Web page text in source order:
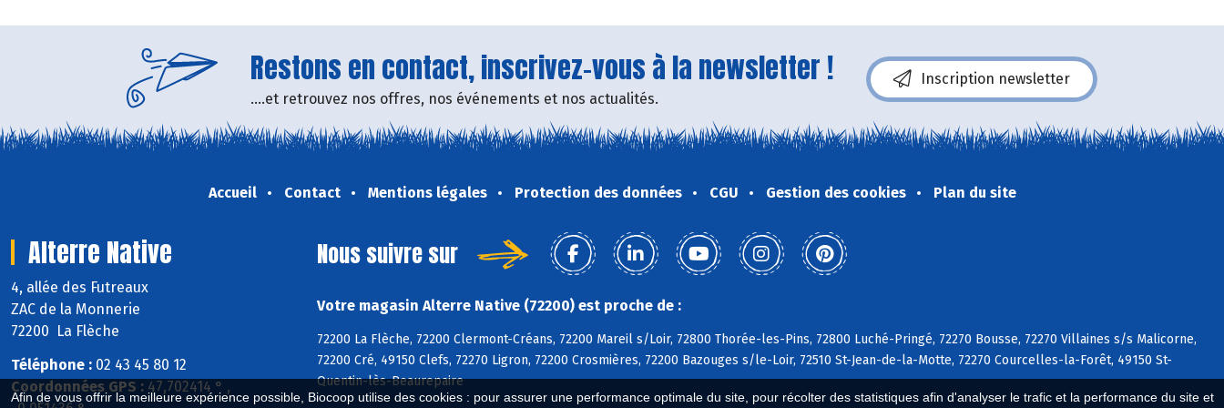
Afin de vous offrir la meilleure expérience possible, Biocoop utilise des cookies : pour assurer une performance optimale du site, pour récolter des statistiques afin d'analyser le trafic et la performance du site et
d'Andaine et d'Écouves est
propice au développement
Restons en contact, inscrivez-vous à la newsletter !
....et retrouvez nos offres, nos événements et nos actualités.
Inscription newsletter
Accueil Contact Mentions légales Protection des données CGU Gestion des cookies Plan du site
Alterre Native
4, allée des Futreaux
ZAC de la Monnerie
72200 La Flèche
Téléphone : 02 43 45 80 12
Coordonnées GPS : 47,702414 ° ,
Nous suivre sur
Votre magasin Alterre Native (72200) est proche de :
72200 La Flèche, 72200 Clermont-Créans, 72200 Mareil s/Loir, 72800 Thorée-les-Pins, 72800 Luché-Pringé, 72270 Bousse, 72270 Villaines s/s Malicorne,
72200 Cré, 49150 Clefs, 72270 Ligron, 72200 Crosmières, 72200 Bazouges s/le-Loir, 72510 St-Jean-de-la-Motte, 72270 Courcelles-la-Forêt, 49150 St-
Quentin-lès-Beaurepaire